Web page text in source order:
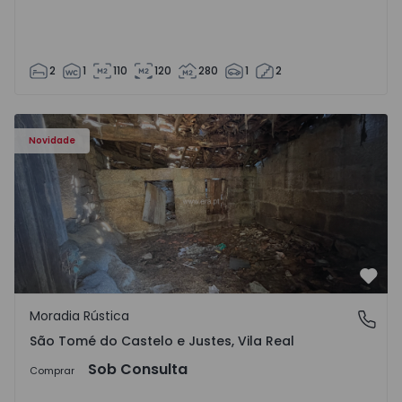
2 1 110 120 280 1 2
Novidade
Moradia Vila Real, São Tomé do Castelo e Justes -
São Tomé do Castelo e Justes, Vila Real
Moradia Rústica
São Tomé do Castelo e Justes, Vila Real
Comprar Sob Consulta